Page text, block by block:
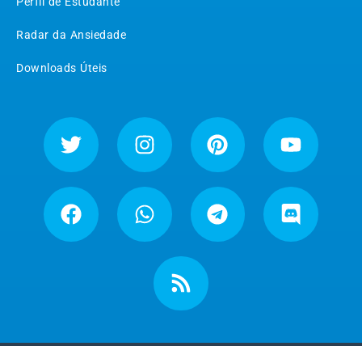
Radar da Ansiedade
Downloads Úteis